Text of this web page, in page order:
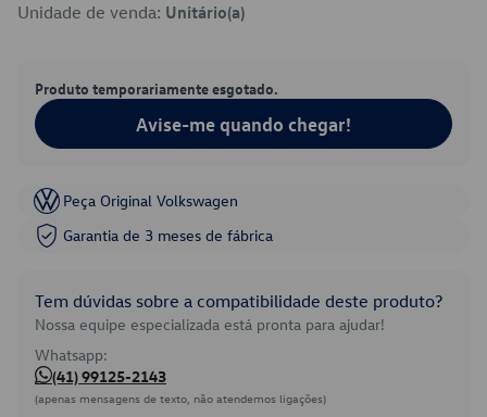
Unidade de venda: Unitário(a)
Produto temporariamente esgotado.
Avise-me quando chegar!
Peça Original Volkswagen
Garantia de 3 meses de fábrica
Tem dúvidas sobre a compatibilidade deste produto?
Nossa equipe especializada está pronta para ajudar!
Whatsapp:
(41) 99125-2143
(apenas mensagens de texto, não atendemos ligações)